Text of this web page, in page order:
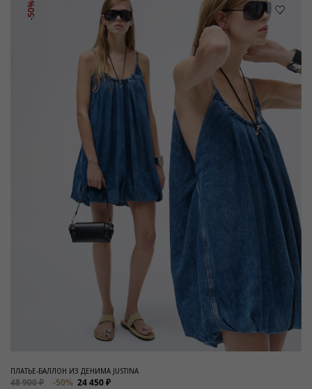
-50%
ПЛАТЬЕ-БАЛЛОН ИЗ ДЕНИМА JUSTINA
48 900 ₽ -50% 24 450 ₽